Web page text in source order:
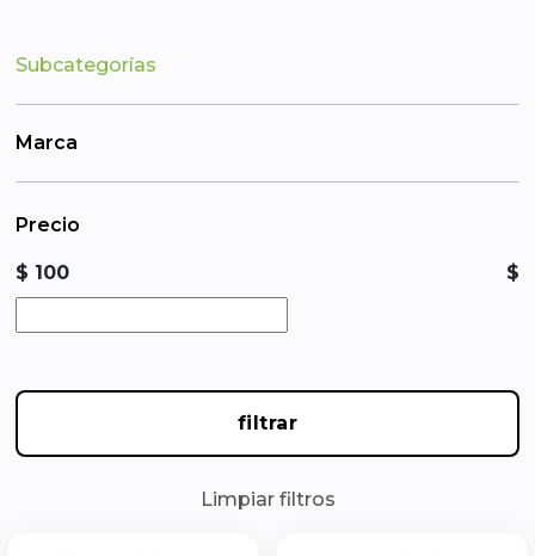
Subcategorías
Marca
Precio
$ 100 $
filtrar
Limpiar filtros